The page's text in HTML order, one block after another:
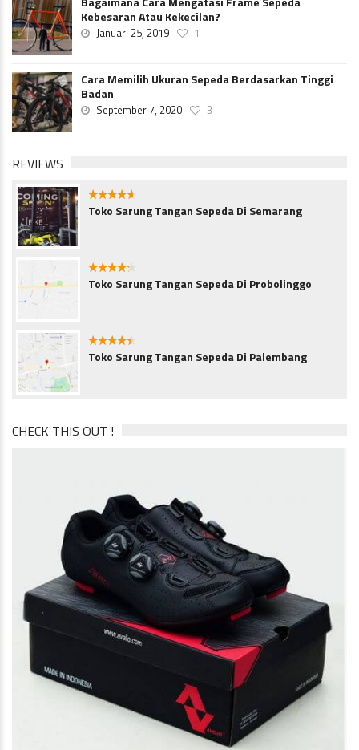
Kebesaran Atau Kekecilan?
Januari 25, 2019 1
Cara Memilih Ukuran Sepeda Berdasarkan Tinggi
Badan
September 7, 2020 3
REVIEWS
4.5
Toko Sarung Tangan Sepeda Di Semarang
4.1
Toko Sarung Tangan Sepeda Di Probolinggo
4.3
Toko Sarung Tangan Sepeda Di Palembang
CHECK THIS OUT !